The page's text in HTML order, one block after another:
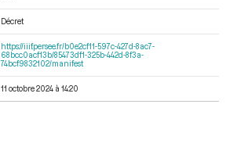
Décret
https://iiif.persee.fr/b0e2cf11-597c-427d-8ac7-
68bcc0acf13b/85473df1-325b-442d-8f3a-
74bcf9832102/manifest
11 octobre 2024 à 14:20